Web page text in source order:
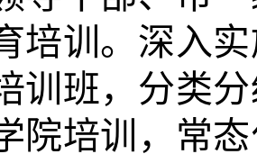
培训。深入
训班，分类
院培训，常